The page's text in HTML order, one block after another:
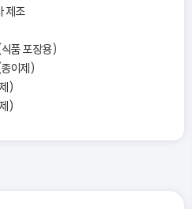
제조
품 포장용)
이제)
)
)